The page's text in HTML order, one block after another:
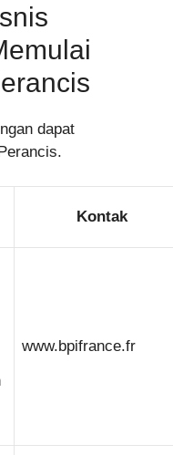
dapat
Kontak
www.bpifrance.fr